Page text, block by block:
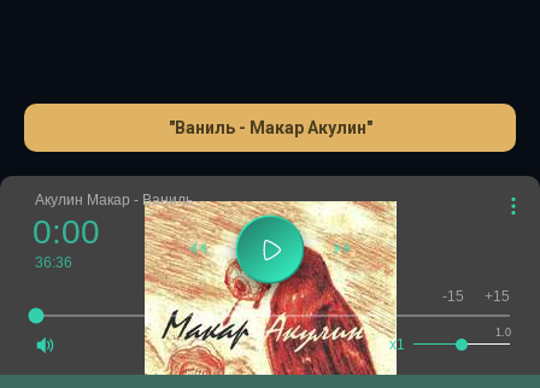
"Ваниль - Макар Акулин"
Акулин Макар - Ваниль
0:00
36:36
1.0
x1
-15 +15